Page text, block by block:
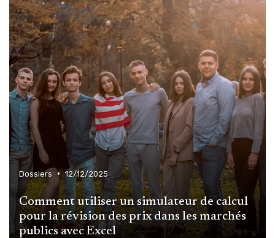
Dossiers • 12/12/2025
Comment utiliser un simulateur de calcul
pour la révision des prix dans les marchés
publics avec Excel